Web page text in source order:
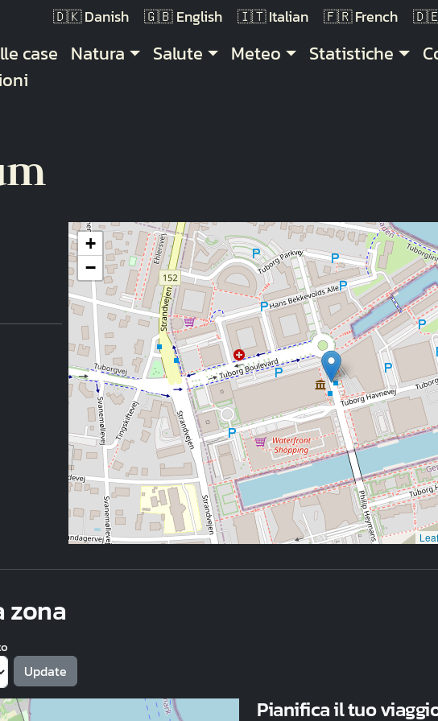
Danish English Italian French
principale
case Natura Salute Meteo Statistiche
+
−
zona
Pianifica il tuo